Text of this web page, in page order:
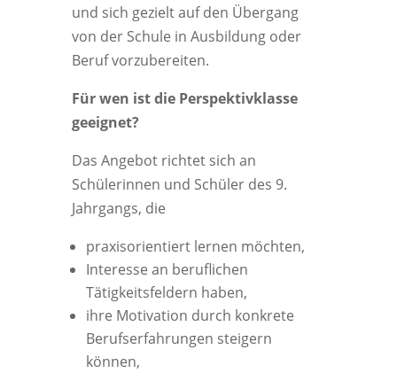
und sich gezielt auf den Übergang
von der Schule in Ausbildung oder
Beruf vorzubereiten.
Für wen ist die Perspektivklasse
geeignet?
Das Angebot richtet sich an
Schülerinnen und Schüler des 9.
Jahrgangs, die
praxisorientiert lernen möchten,
Interesse an beruflichen
Tätigkeitsfeldern haben,
ihre Motivation durch konkrete
Berufserfahrungen steigern
können,